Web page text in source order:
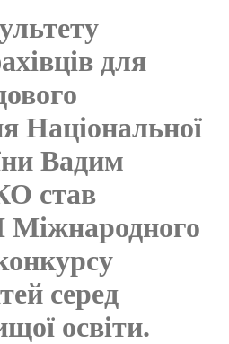
для
Національної
Вадим
став
Міжнародного
серед
освіти.